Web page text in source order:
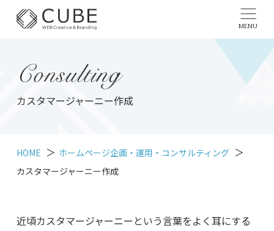
MENU
Consulting
カスタマージャーニー作成
HOME
ホームページ企画・運用・コンサルティング
カスタマージャーニー作成
近頃カスタマージャーニーという言葉をよく耳にする